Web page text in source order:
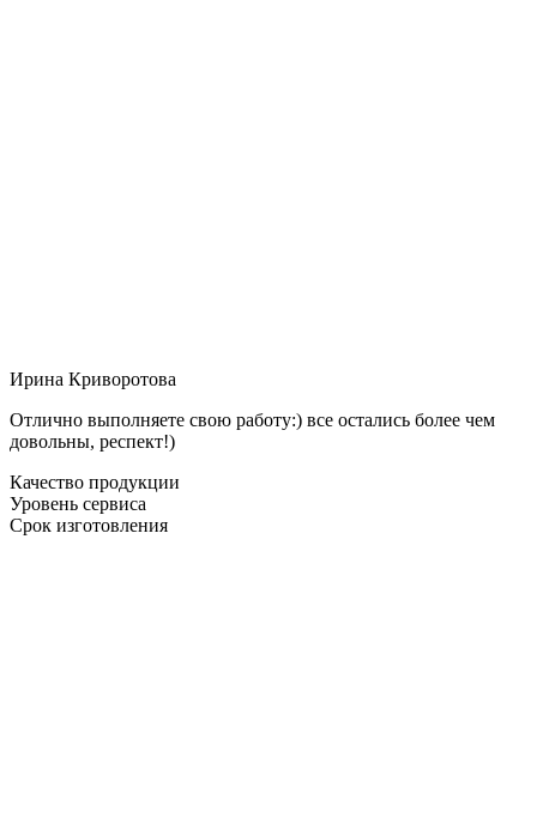
Ирина Криворотова
Отлично выполняете свою работу:) все остались более чем
довольны, респект!)
Качество продукции
Уровень сервиса
Срок изготовления